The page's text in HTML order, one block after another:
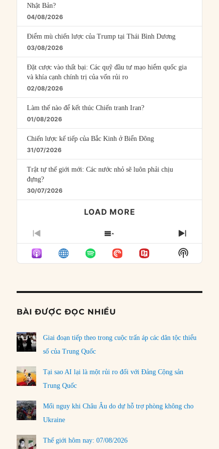
Nhật Bản?
04/08/2026
Điểm mù chiến lược của Trump tại Thái Bình Dương
03/08/2026
Đặt cược vào thất bại: Các quỹ đầu tư mạo hiểm quốc gia
và khía cạnh chính trị của vốn rủi ro
02/08/2026
Làm thế nào để kết thúc Chiến tranh Iran?
01/08/2026
Chiến lược kế tiếp của Bắc Kinh ở Biển Đông
31/07/2026
Trật tự thế giới mới: Các nước nhỏ sẽ luôn phải chịu
đựng?
30/07/2026
LOAD MORE
PREVIOUS
EPISODE
SHOW
EPISODES
LIST
NEXT
Show
Podcast
BÀI ĐƯỢC ĐỌC NHIỀU
Giai đoạn tiếp theo trong cuộc trấn áp các dân tộc thiểu
số của Trung Quốc
Tại sao AI lại là một rủi ro đối với Đảng Cộng sản
Trung Quốc
Mối nguy khi Châu Âu do dự hỗ trợ phòng không cho
Ukraine
Thế giới hôm nay: 07/08/2026